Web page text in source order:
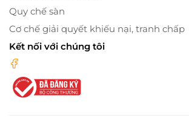
Quy chế sàn
Cơ chế giải quyết khiếu nại, tranh chấp
Kết nối với chúng tôi